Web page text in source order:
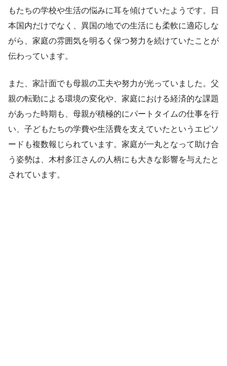
もたちの学校や生活の悩みに耳を傾けていたようです。日
本国内だけでなく、異国の地での生活にも柔軟に適応しな
がら、家庭の雰囲気を明るく保つ努力を続けていたことが
伝わっています。
また、家計面でも母親の工夫や努力が光っていました。父
親の転勤による環境の変化や、家庭における経済的な課題
があった時期も、母親が積極的にパートタイムの仕事を行
い、子どもたちの学費や生活費を支えていたというエピソ
ードも複数報じられています。家庭が一丸となって助け合
う姿勢は、木村多江さんの人柄にも大きな影響を与えたと
されています。